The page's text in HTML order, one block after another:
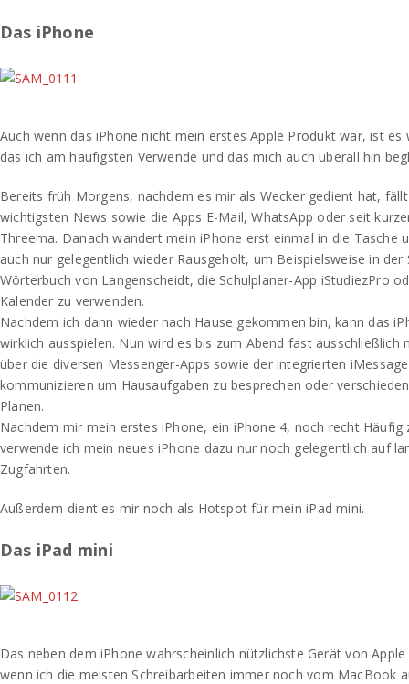
Das iPhone
Auch wenn das iPhone nicht mein erstes Apple Produkt war, ist es
das ich am häufigsten Verwende und das mich auch überall hin
Bereits früh Morgens, nachdem es mir als Wecker gedient hat,
wichtigsten News sowie die Apps E-Mail, WhatsApp oder seit
Threema. Danach wandert mein iPhone erst einmal in die Tasche
auch nur gelegentlich wieder Rausgeholt, um Beispielsweise in der
Wörterbuch von Langenscheidt, die Schulplaner-App iStudiezPro
Kalender zu verwenden.
Nachdem ich dann wieder nach Hause gekommen bin, kann das
wirklich ausspielen. Nun wird es bis zum Abend fast ausschließlich
über die diversen Messenger-Apps sowie der integrierten
kommunizieren um Hausaufgaben zu besprechen oder
Planen.
Nachdem mir mein erstes iPhone, ein iPhone 4, noch recht Häufig
verwende ich mein neues iPhone dazu nur noch gelegentlich auf
Zugfahrten.
Außerdem dient es mir noch als Hotspot für mein iPad mini.
Das iPad mini
Das neben dem iPhone wahrscheinlich nützlichste Gerät von
wenn ich die meisten Schreibarbeiten immer noch vom MacBook